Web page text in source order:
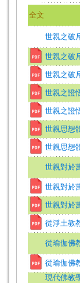
全文
世親之破
世親之破
世親之破
世親之證
世親之證
世親思想
世親思想
世親對於
世親對於
世親對於
從淨土教
從瑜伽佛
從瑜伽佛
現代佛教